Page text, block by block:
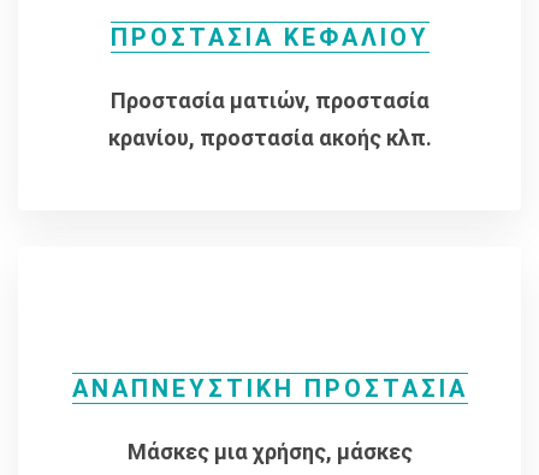
ΠΡΟΣΤΑΣΙΑ ΚΕΦΑΛΙΟΥ
Προστασία ματιών, προστασία
κρανίου, προστασία ακοής κλπ.
ΑΝΑΠΝΕΥΣΤΙΚΗ ΠΡΟΣΤΑΣΙΑ
Μάσκες μια χρήσης, μάσκες